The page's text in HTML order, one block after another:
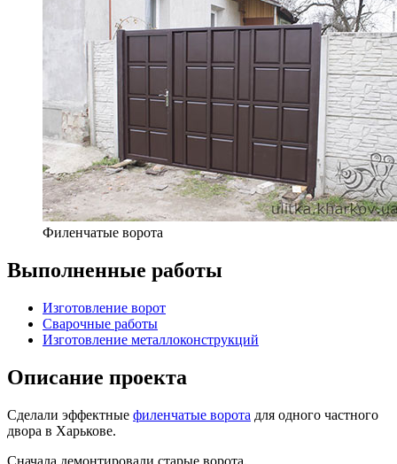
Филенчатые ворота
Выполненные работы
Изготовление ворот
Сварочные работы
Изготовление металлоконструкций
Описание проекта
Сделали эффектные филенчатые ворота для одного частного
двора в Харькове.
Сначала демонтировали старые ворота.